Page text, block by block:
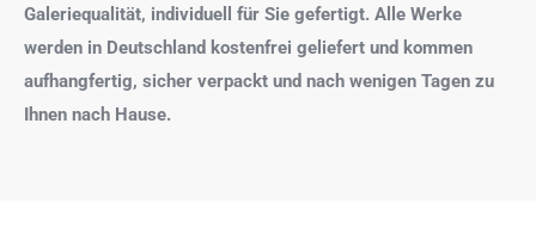
Galeriequalität, individuell für Sie gefertigt. Alle Werke
werden in Deutschland kostenfrei geliefert und kommen
aufhangfertig, sicher verpackt und nach wenigen Tagen zu
Ihnen nach Hause.